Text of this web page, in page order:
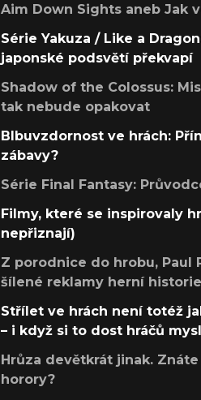
Aim Down Sights aneb Jak
Série Yakuza / Like a
japonské podsvětí překvapí
Shadow of the Colossus:
tak nebude opakovat
Blbuvzdornost ve hrách:
zábavy?
Série Final Fantasy:
Filmy, které se inspirovaly
nepřiznají)
Z porodnice do hrobu, Paul
šílené reklamy herní historie
Střílet ve hrách není totéž
– i když si to dost hráčů
Hrůza devětkrát jinak.
horory?